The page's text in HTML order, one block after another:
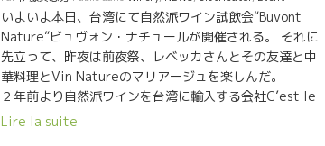
いよいよ本日、台湾にて自然派ワイン試飲会“Buvont
Nature”ビュヴォン・ナチュールが開催される。 それに
先立って、昨夜は前夜祭、レベッカさんとその友達と中
華料理とVin Natureのマリアージュを楽しんだ。
２年前より自然派ワインを台湾に輸入する会社C’est le
Vin セ・ル・ヴァンを設立したレベッカさん。 台湾での
Lire la suite